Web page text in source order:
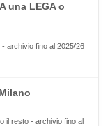
una LEGA o
archivio fino al 2025/26
il resto - archivio fino al